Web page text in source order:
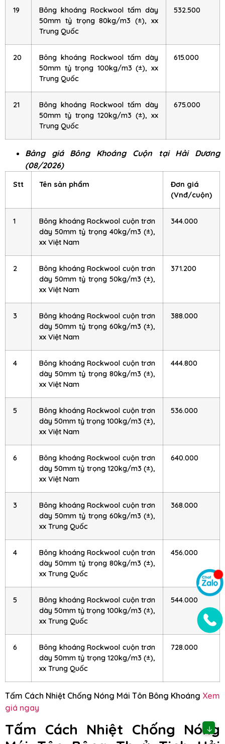
19
Bông khoáng Rockwool tấm dày
50mm tỷ trọng 80kg/m3 (±), xx
Trung Quốc
532.500
20
Bông khoáng Rockwool tấm dày
50mm tỷ trọng 100kg/m3 (±), xx
Trung Quốc
615.000
21
Bông khoáng Rockwool tấm dày
50mm tỷ trọng 120kg/m3 (±), xx
Trung Quốc
675.000
Bảng giá Bông Khoáng Cuộn tại Hải Dương
(08/2026)
Stt Tên sản phẩm
Đơn giá
(Vnđ/cuộn)
1
Bông khoáng Rockwool cuộn trơn
dày 50mm tỷ trọng 40kg/m3 (±),
xx Việt Nam
344.000
2
Bông khoáng Rockwool cuộn trơn
dày 50mm tỷ trọng 50kg/m3 (±),
xx Việt Nam
371.200
3
Bông khoáng Rockwool cuộn trơn
dày 50mm tỷ trọng 60kg/m3 (±),
xx Việt Nam
388.000
4
Bông khoáng Rockwool cuộn trơn
dày 50mm tỷ trọng 80kg/m3 (±),
xx Việt Nam
444.800
5
Bông khoáng Rockwool cuộn trơn
dày 50mm tỷ trọng 100kg/m3 (±),
xx Việt Nam
536.000
6
Bông khoáng Rockwool cuộn trơn
dày 50mm tỷ trọng 120kg/m3 (±),
xx Việt Nam
640.000
3
Bông khoáng Rockwool cuộn trơn
dày 50mm tỷ trọng 60kg/m3 (±),
xx Trung Quốc
368.000
4
Bông khoáng Rockwool cuộn trơn
dày 50mm tỷ trọng 80kg/m3 (±),
xx Trung Quốc
456.000
5
Bông khoáng Rockwool cuộn trơn
dày 50mm tỷ trọng 100kg/m3 (±),
xx Trung Quốc
544.000
6
Bông khoáng Rockwool cuộn trơn
dày 50mm tỷ trọng 120kg/m3 (±),
xx Trung Quốc
728.000
Tấm Cách Nhiệt Chống Nóng Mái Tôn Bông Khoáng Xem
giá ngay
Tấm Cách Nhiệt Chống Nóng
↓